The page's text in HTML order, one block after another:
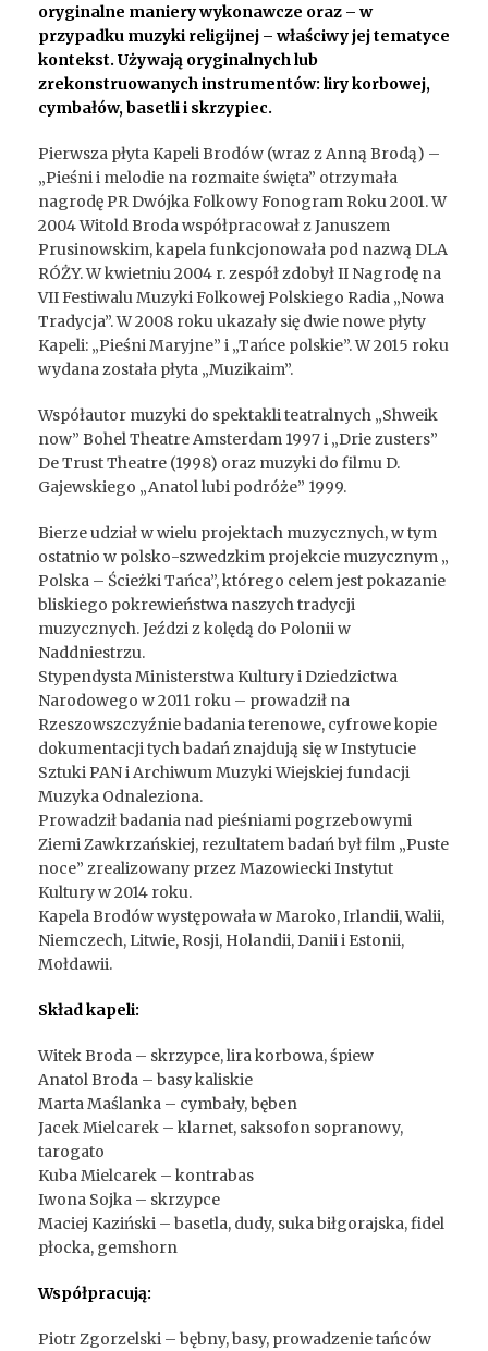
oryginalne maniery wykonawcze oraz – w
przypadku muzyki religijnej – właściwy jej tematyce
kontekst. Używają oryginalnych lub
zrekonstruowanych instrumentów: liry korbowej,
cymbałów, basetli i skrzypiec.
Pierwsza płyta Kapeli Brodów (wraz z Anną Brodą) –
„Pieśni i melodie na rozmaite święta” otrzymała
nagrodę PR Dwójka Folkowy Fonogram Roku 2001. W
2004 Witold Broda współpracował z Januszem
Prusinowskim, kapela funkcjonowała pod nazwą DLA
RÓŻY. W kwietniu 2004 r. zespół zdobył II Nagrodę na
VII Festiwalu Muzyki Folkowej Polskiego Radia „Nowa
Tradycja”. W 2008 roku ukazały się dwie nowe płyty
Kapeli: „Pieśni Maryjne” i „Tańce polskie”. W 2015 roku
wydana została płyta „Muzikaim”.
Współautor muzyki do spektakli teatralnych „Shweik
now” Bohel Theatre Amsterdam 1997 i „Drie zusters”
De Trust Theatre (1998) oraz muzyki do filmu D.
Gajewskiego „Anatol lubi podróże” 1999.
Bierze udział w wielu projektach muzycznych, w tym
ostatnio w polsko-szwedzkim projekcie muzycznym „
Polska – Ścieżki Tańca”, którego celem jest pokazanie
bliskiego pokrewieństwa naszych tradycji
muzycznych. Jeździ z kolędą do Polonii w
Naddniestrzu.
Stypendysta Ministerstwa Kultury i Dziedzictwa
Narodowego w 2011 roku – prowadził na
Rzeszowszczyźnie badania terenowe, cyfrowe kopie
dokumentacji tych badań znajdują się w Instytucie
Sztuki PAN i Archiwum Muzyki Wiejskiej fundacji
Muzyka Odnaleziona.
Prowadził badania nad pieśniami pogrzebowymi
Ziemi Zawkrzańskiej, rezultatem badań był film „Puste
noce” zrealizowany przez Mazowiecki Instytut
Kultury w 2014 roku.
Kapela Brodów występowała w Maroko, Irlandii, Walii,
Niemczech, Litwie, Rosji, Holandii, Danii i Estonii,
Mołdawii.
Skład kapeli:
Witek Broda – skrzypce, lira korbowa, śpiew
Anatol Broda – basy kaliskie
Marta Maślanka – cymbały, bęben
Jacek Mielcarek – klarnet, saksofon sopranowy,
tarogato
Kuba Mielcarek – kontrabas
Iwona Sojka – skrzypce
Maciej Kaziński – basetla, dudy, suka biłgorajska, fidel
płocka, gemshorn
Współpracują:
Piotr Zgorzelski – bębny, basy, prowadzenie tańców